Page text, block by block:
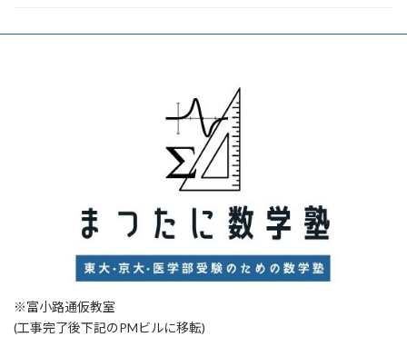
※富小路通仮教室
(工事完了後下記のPMビルに移転)